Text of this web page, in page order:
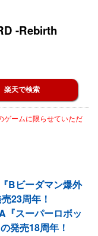
-Rebirth
楽天で検索
ゲームに限らせていただ
Bビーダマン爆外
23周年！
『スーパーロボッ
発売18周年！